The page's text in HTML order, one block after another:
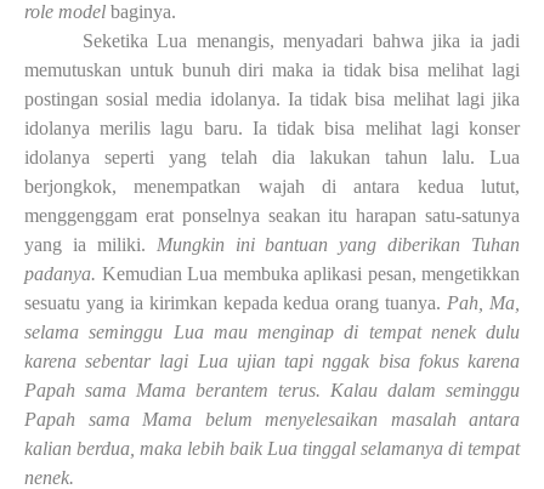
role model baginya.
Seketika Lua menangis, menyadari bahwa jika ia jadi
memutuskan untuk bunuh diri maka ia tidak bisa melihat lagi
postingan sosial media idolanya. Ia tidak bisa melihat lagi jika
idolanya merilis lagu baru. Ia tidak bisa melihat lagi konser
idolanya seperti yang telah dia lakukan tahun lalu. Lua
berjongkok, menempatkan wajah di antara kedua lutut,
menggenggam erat ponselnya seakan itu harapan satu-satunya
yang ia miliki. Mungkin ini bantuan yang diberikan Tuhan
padanya. Kemudian Lua membuka aplikasi pesan, mengetikkan
sesuatu yang ia kirimkan kepada kedua orang tuanya. Pah, Ma,
selama seminggu Lua mau menginap di tempat nenek dulu
karena sebentar lagi Lua ujian tapi nggak bisa fokus karena
Papah sama Mama berantem terus. Kalau dalam seminggu
Papah sama Mama belum menyelesaikan masalah antara
kalian berdua, maka lebih baik Lua tinggal selamanya di tempat
nenek.